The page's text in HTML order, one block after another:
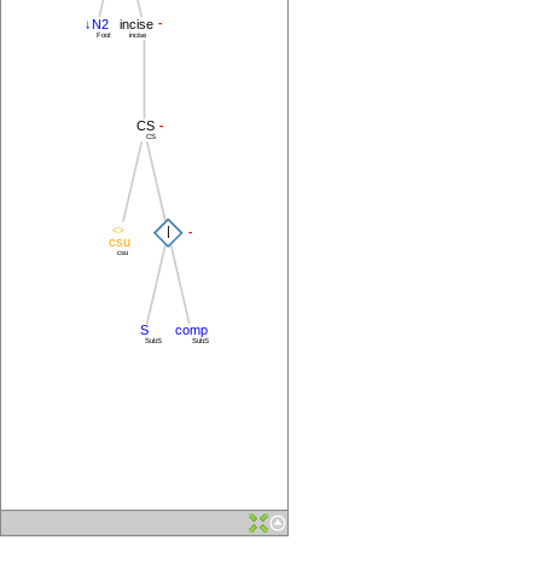
comp
SubS
S
SubS
-
<>
csu
csu
CS
CS
-
incise
incise
-
↓N2
Foot